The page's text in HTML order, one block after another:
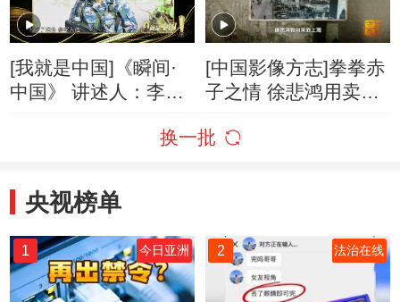
[我就是中国]《瞬间·
中国》 讲述人：李梓
[中国影像方志]拳拳赤
子之情 徐悲鸿用卖画
换一批
央视榜单
1 今日亚洲 2 法治在线